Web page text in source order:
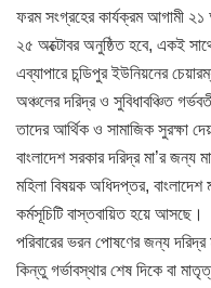
ফরম সংগ্রহের কার্যক্রম আগামী ২১
২৫ অক্টোবর অনুষ্ঠিত হবে, একই সাথে
এব্যাপারে চন্ডিপুর ইউনিয়নের
অঞ্চলের দরিদ্র ও সুবিধাবঞ্চিত
তাদের আর্থিক ও সামাজিক সুরক্ষা
বাংলাদেশ সরকার দরিদ্র মা’র জন্য
মহিলা বিষয়ক অধিদপ্তর,
কর্মসূচিটি বাস্তবায়িত হয়ে আসছে।
পরিবারের ভরন পোষণের জন্য
কিন্তু গর্ভাবস্থার শেষ দিকে বা